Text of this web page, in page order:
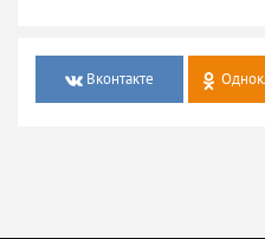
Вконтакте